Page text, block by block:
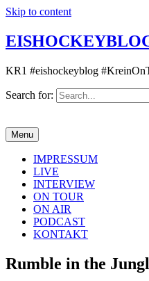
Skip to content
KR1 #eishockeyblog
Search for:
Menu
IMPRESSUM
LIVE
INTERVIEW
ON TOUR
ON AIR
PODCAST
KONTAKT
Rumble in the